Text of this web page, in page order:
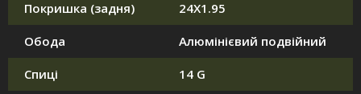
Покришка (задня) 24X1.95
Обода Алюмінієвий подвійний
Спиці 14 G